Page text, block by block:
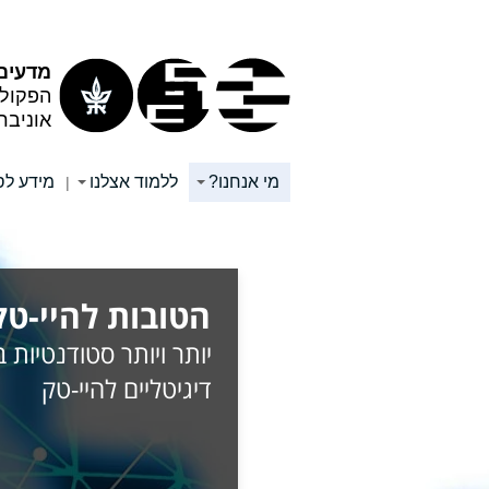
מי אנחנו? ללמוד אצלנו | מידע
הטובות להיי-
יותר ויותר
דיגיטליים להיי-טק